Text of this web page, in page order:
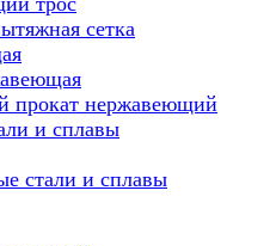
сетка
прокат нержавеющий
и сплавы
стали и сплавы